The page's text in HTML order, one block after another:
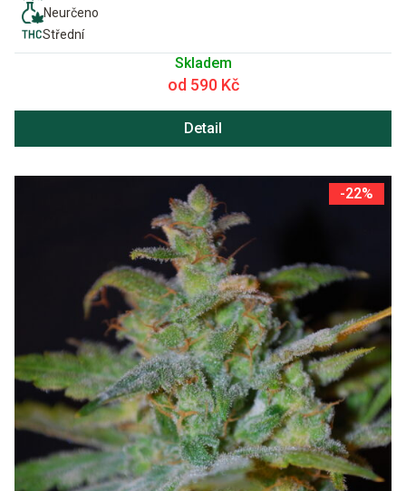
Neurčeno
Střední
Skladem
od 590 Kč
Detail
-22%